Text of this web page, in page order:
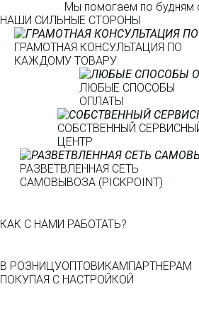
Мы помогаем по будням
НАШИ СИЛЬНЫЕ СТОРОНЫ
ГРАМОТНАЯ КОНСУЛЬТАЦИЯ ПО
КАЖДОМУ ТОВАРУ
ЛЮБЫЕ СПОСОБЫ
ОПЛАТЫ
СОБСТВЕННЫЙ
ЦЕНТР
РАЗВЕТВЛЕННАЯ СЕТЬ
САМОВЫВОЗА (PICKPOINT)
КАК С НАМИ РАБОТАТЬ?
В РОЗНИЦУОПТОВИКАМ ПАРТНЕРАМ
ПОКУПАЯ С НАСТРОЙКОЙ